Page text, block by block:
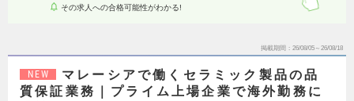
その求人への合格可能性がわかる!
掲載期間 26/08/05～26/08/18
NEW
マレーシアで働くセラミック製品の品
質保証業務｜プライム上場企業で海外勤務に